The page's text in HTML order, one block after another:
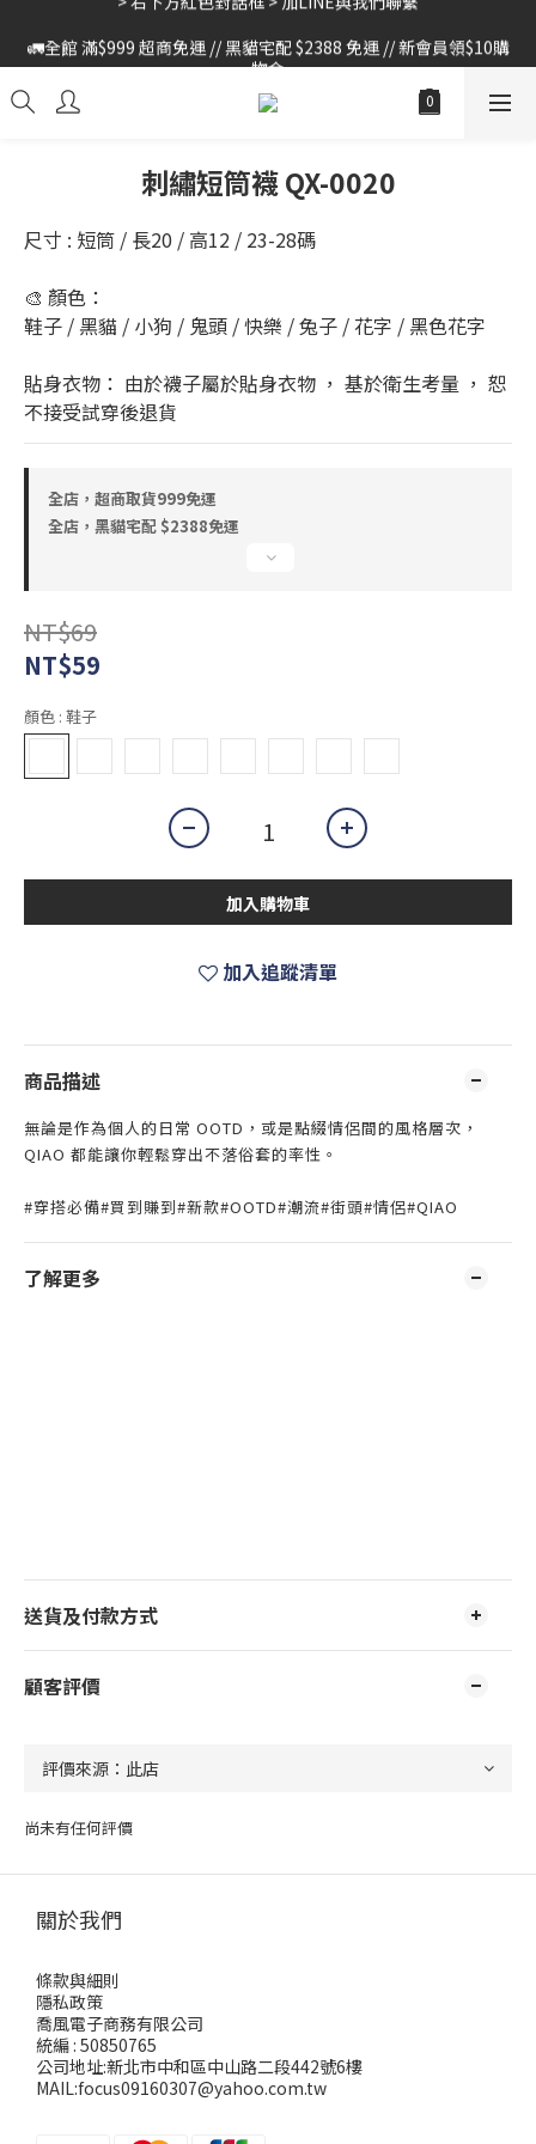
物金
🚛全館 滿$999 超商免運 // 黑貓宅配 $2388 免運 // 新會員領$10購
物金
刺繡短筒襪 QX-0020
尺寸 : 短筒 / 長20 / 高12 / 23-28碼
🎨 顏色：
鞋子 / 黑貓 / 小狗 / 鬼頭 / 快樂 / 兔子 / 花字 / 黑色花字
貼身衣物： 由於襪子屬於貼身衣物 ， 基於衛生考量 ， 恕
不接受試穿後退貨
全店，超商取貨999免運
全店，黑貓宅配 $2388免運
NT$69
NT$59
顏色 : 鞋子
加入購物車
加入追蹤清單
商品描述
無論是作為個人的日常 OOTD，或是點綴情侶間的風格層次，
QIAO 都能讓你輕鬆穿出不落俗套的率性。
#穿搭必備#買到賺到#新款#OOTD#潮流#街頭#情侶#QIAO
了解更多
送貨及付款方式
顧客評價
尚未有任何評價
關於我們
條款與細則
隱私政策
喬風電子商務有限公司
統編 : 50850765
公司地址:新北市中和區中山路二段442號6樓
MAIL:focus09160307@yahoo.com.tw